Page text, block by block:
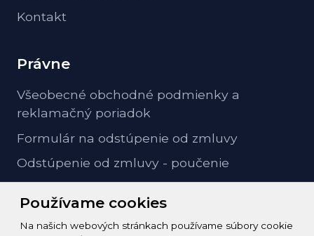
Používame cookies
Na našich webových stránkach používame súbory cookie
Kontakt
Právne
Všeobecné obchodné podmienky a
reklamačný poriadok
Formulár na odstúpenie od zmluvy
Odstúpenie od zmluvy - poučenie
GDPR ochrana osobných údajov